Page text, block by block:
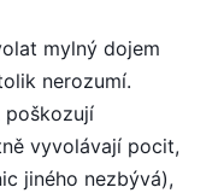
mylný dojem
nerozumí.
poškozují
vyvolávají pocit,
jiného nezbývá),